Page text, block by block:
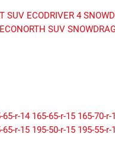
SUV ECODRIVER 4
ECONORTH SUV
65-r-14 165-65-r-15 165-70-r-
65-r-15 195-50-r-15 195-55-r-